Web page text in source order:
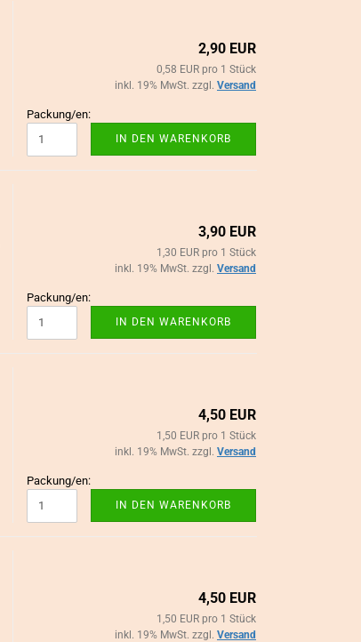
2,90 EUR
0,58 EUR pro 1 Stück
inkl. 19% MwSt. zzgl. Versand
Packung/en:
IN DEN WARENKORB
3,90 EUR
1,30 EUR pro 1 Stück
inkl. 19% MwSt. zzgl. Versand
Packung/en:
IN DEN WARENKORB
4,50 EUR
1,50 EUR pro 1 Stück
inkl. 19% MwSt. zzgl. Versand
Packung/en:
IN DEN WARENKORB
4,50 EUR
1,50 EUR pro 1 Stück
inkl. 19% MwSt. zzgl. Versand